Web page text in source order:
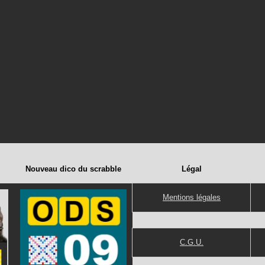
Nouveau dico du scrabble Légal
Mentions légales
C.G.U.